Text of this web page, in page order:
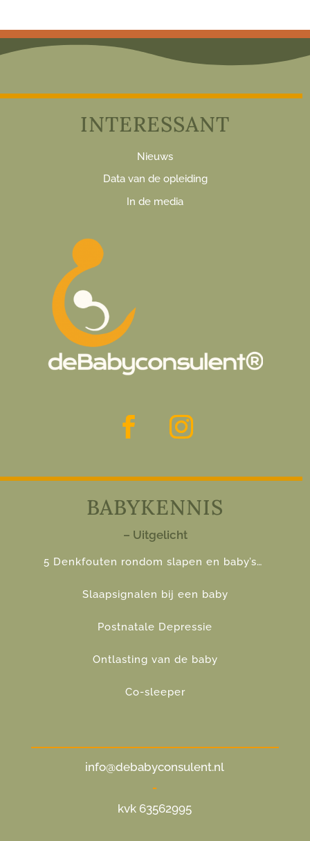
INTERESSANT
Nieuws
Data van de opleiding
In de media
BABYKENNIS
– Uitgelicht
5 Denkfouten rondom slapen en baby’s…
Slaapsignalen bij een baby
Postnatale Depressie
Ontlasting van de baby
Co-sleeper
info@debabyconsulent.nl
-
kvk 63562995